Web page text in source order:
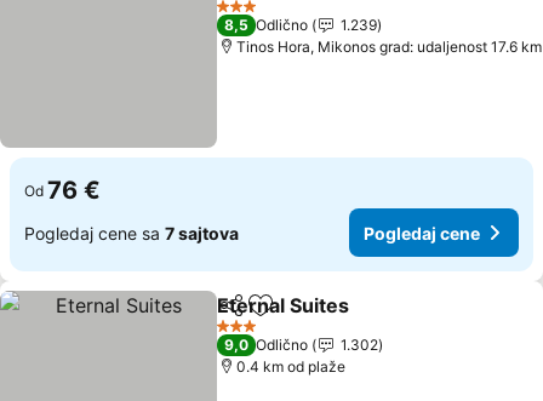
3 Zvezdice
8,5 Odlično
1.239
Tinos Hora, Mikonos grad: udaljenost 17.6 km
Od 76 €
Pogledaj cene sa 7 sajtova Pogledaj cene
Deli Dodati u favorite
Eternal Suites
3 Zvezdice
9,0 Odlično
1.302
0.4 km od plaže